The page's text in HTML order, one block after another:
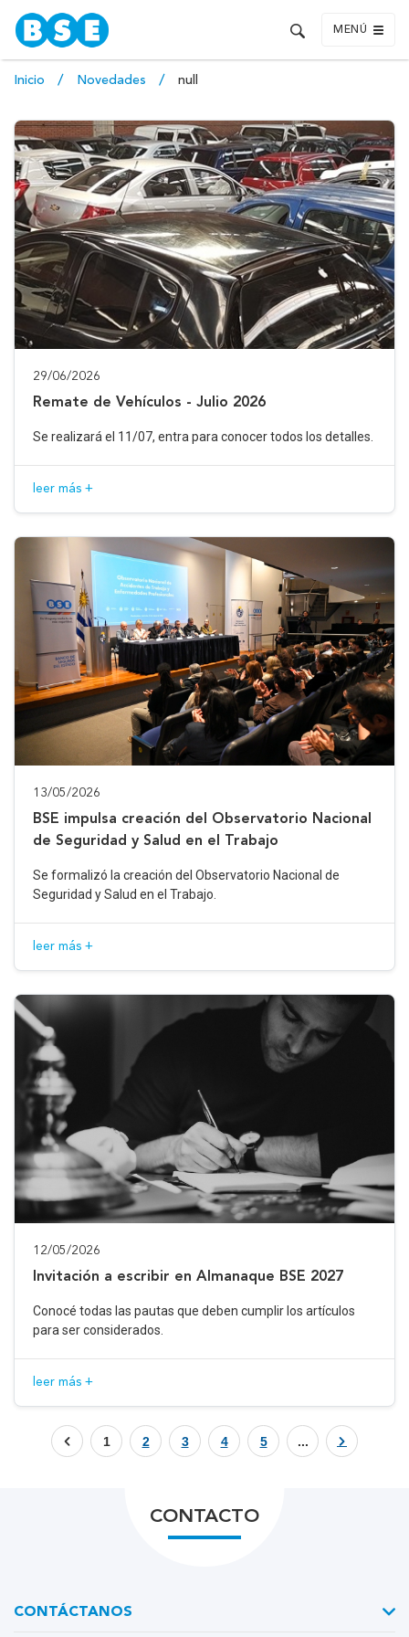
MENÚ
Inicio Novedades null
29/06/2026
Remate de Vehículos - Julio 2026
Se realizará el 11/07, entra para conocer todos los detalles.
leer más +
13/05/2026
BSE impulsa creación del Observatorio Nacional
de Seguridad y Salud en el Trabajo
Se formalizó la creación del Observatorio Nacional de
Seguridad y Salud en el Trabajo.
leer más +
12/05/2026
Invitación a escribir en Almanaque BSE 2027
Conocé todas las pautas que deben cumplir los artículos
para ser considerados.
leer más +
1 2 3 4 5 ...
CONTACTO
CONTÁCTANOS